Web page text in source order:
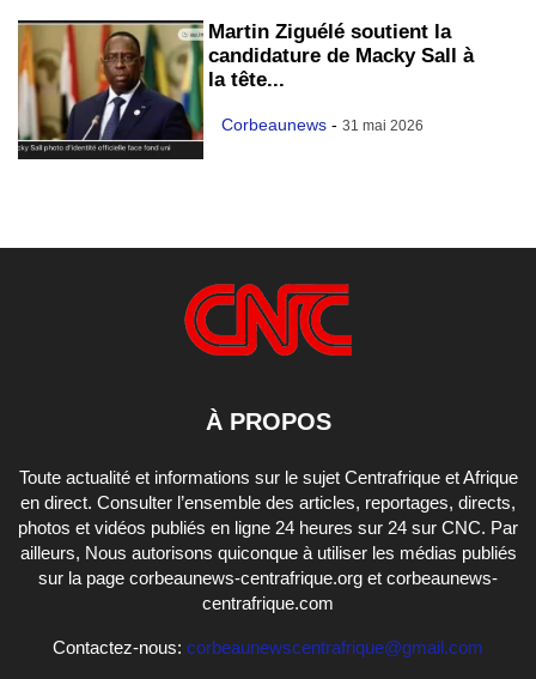
Martin Ziguélé soutient la
candidature de Macky Sall à
la tête...
Corbeaunews - 31 mai 2026
À PROPOS
Toute actualité et informations sur le sujet Centrafrique et Afrique
en direct. Consulter l’ensemble des articles, reportages, directs,
photos et vidéos publiés en ligne 24 heures sur 24 sur CNC. Par
ailleurs, Nous autorisons quiconque à utiliser les médias publiés
sur la page corbeaunews-centrafrique.org et corbeaunews-
centrafrique.com
Contactez-nous: corbeaunewscentrafrique@gmail.com